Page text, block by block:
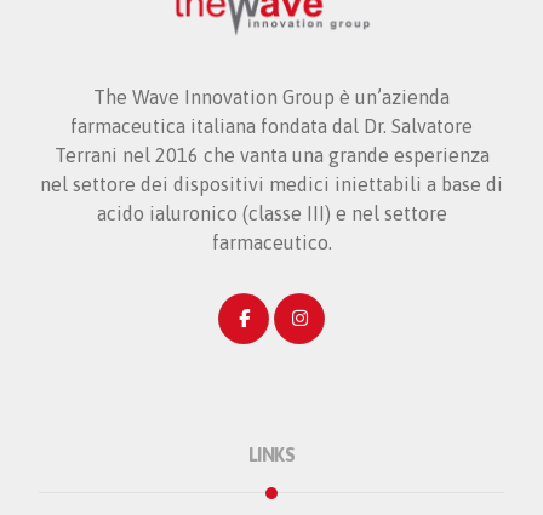
The Wave Innovation Group è un’azienda
farmaceutica italiana fondata dal Dr. Salvatore
Terrani nel 2016 che vanta una grande esperienza
nel settore dei dispositivi medici iniettabili a base di
acido ialuronico (classe III) e nel settore
farmaceutico.
LINKS